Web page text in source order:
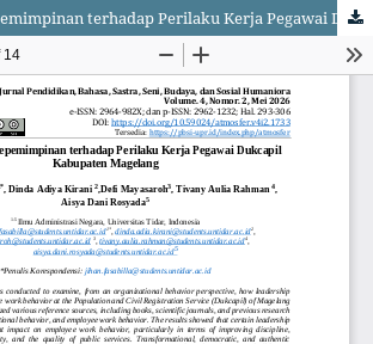
Peran Gaya Kepemimpinan terhadap Perilaku Kerja Pegawai Dukcapil Kabupaten Magelang